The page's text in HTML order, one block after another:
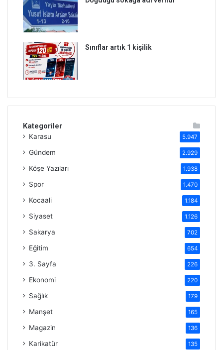
Sınıflar artık 1 kişilik
Kategoriler
Karasu 5.947
Gündem 2.929
Köşe Yazıları 1.938
Spor 1.470
Kocaali 1.184
Siyaset 1.126
Sakarya 702
Eğitim 654
3. Sayfa 226
Ekonomi 220
Sağlık 179
Manşet 165
Magazin 136
Karikatür 135